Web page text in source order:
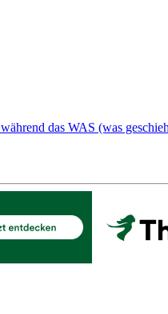
das WAS (was